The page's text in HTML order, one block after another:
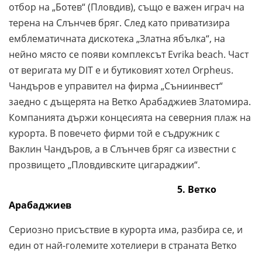
отбор на „Ботев“ (Пловдив), също е важен играч на
терена на Слънчев бряг. След като приватизира
емблематичната дискотека „Златна ябълка“, на
нейно място се появи комплексът Evrika beach. Част
от веригата му DIT е и бутиковият хотел Orpheus.
Чандъров е управител на фирма „Съниинвест“
заедно с дъщерята на Ветко Арабаджиев Златомира.
Компанията държи концесията на северния плаж на
курорта. В повечето фирми той е съдружник с
Ваклин Чандъров, а в Слънчев бряг са известни с
прозвището „Пловдивските цигараджии“.
5. Ветко
Арабаджиев
Сериозно присъствие в курорта има, разбира се, и
един от най-големите хотелиери в страната Ветко